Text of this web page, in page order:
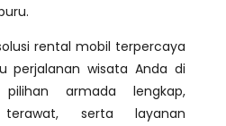
rental mobil terpercaya
perjalanan wisata Anda di
pilihan armada lengkap,
serta layanan